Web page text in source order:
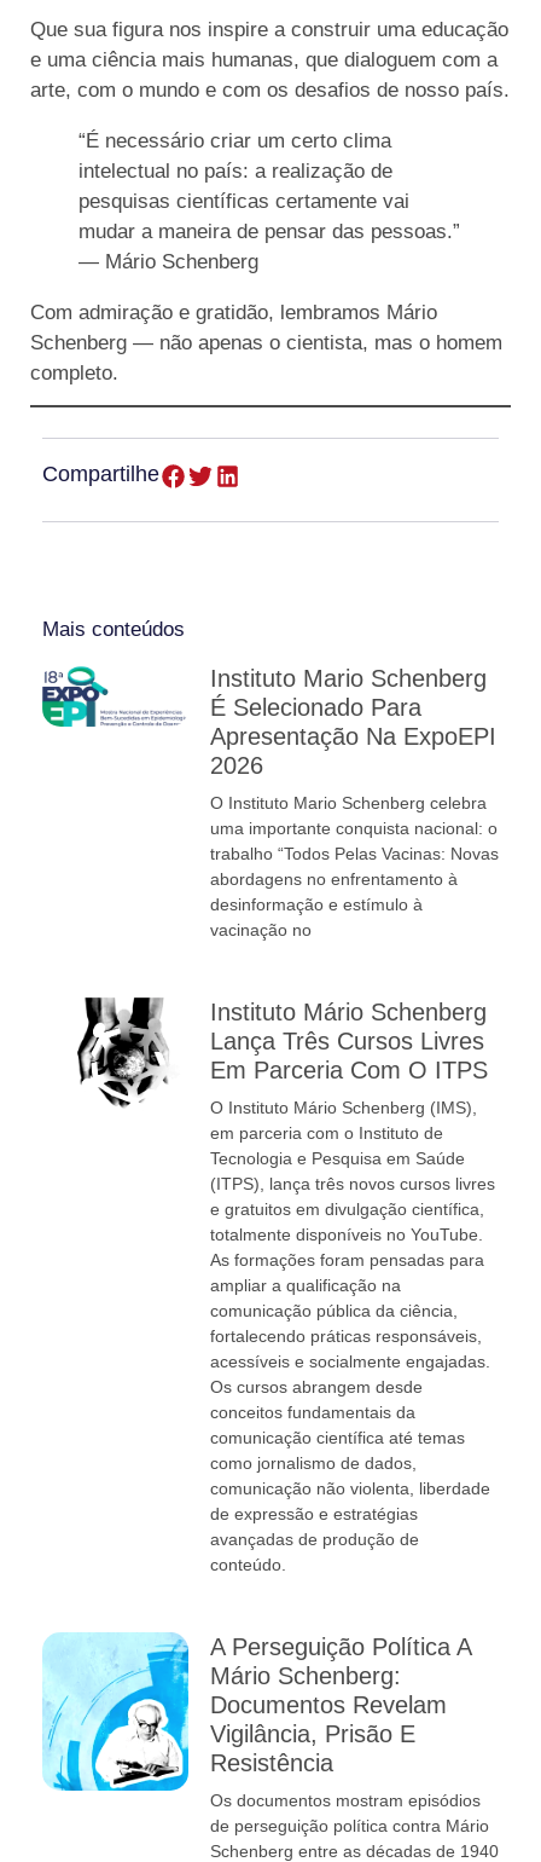
Que sua figura nos inspire a construir uma educação
e uma ciência mais humanas, que dialoguem com a
arte, com o mundo e com os desafios de nosso país.
“É necessário criar um certo clima
intelectual no país: a realização de
pesquisas científicas certamente vai
mudar a maneira de pensar das pessoas.”
— Mário Schenberg
Com admiração e gratidão, lembramos Mário
Schenberg — não apenas o cientista, mas o homem
completo.
Compartilhe
Mais conteúdos
Instituto Mario Schenberg
É Selecionado Para
Apresentação Na ExpoEPI
2026
O Instituto Mario Schenberg celebra
uma importante conquista nacional: o
trabalho “Todos Pelas Vacinas: Novas
abordagens no enfrentamento à
desinformação e estímulo à
vacinação no
Instituto Mário Schenberg
Lança Três Cursos Livres
Em Parceria Com O ITPS
O Instituto Mário Schenberg (IMS),
em parceria com o Instituto de
Tecnologia e Pesquisa em Saúde
(ITPS), lança três novos cursos livres
e gratuitos em divulgação científica,
totalmente disponíveis no YouTube.
As formações foram pensadas para
ampliar a qualificação na
comunicação pública da ciência,
fortalecendo práticas responsáveis,
acessíveis e socialmente engajadas.
Os cursos abrangem desde
conceitos fundamentais da
comunicação científica até temas
como jornalismo de dados,
comunicação não violenta, liberdade
de expressão e estratégias
avançadas de produção de
conteúdo.
A Perseguição Política A
Mário Schenberg:
Documentos Revelam
Vigilância, Prisão E
Resistência
Os documentos mostram episódios
de perseguição política contra Mário
Schenberg entre as décadas de 1940